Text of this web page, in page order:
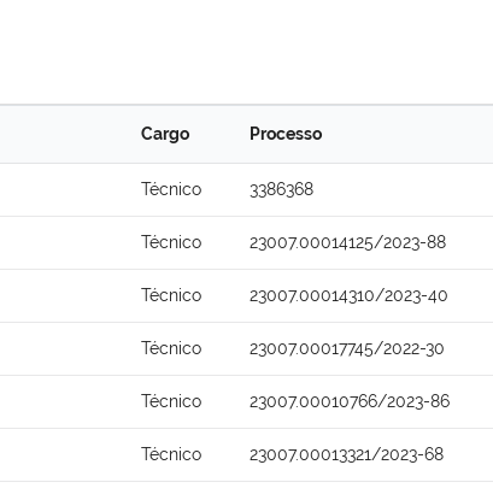
Cargo Processo
Técnico 3386368
Técnico 23007.00014125/2023-88
Técnico 23007.00014310/2023-40
Técnico 23007.00017745/2022-30
Técnico 23007.00010766/2023-86
Técnico 23007.00013321/2023-68